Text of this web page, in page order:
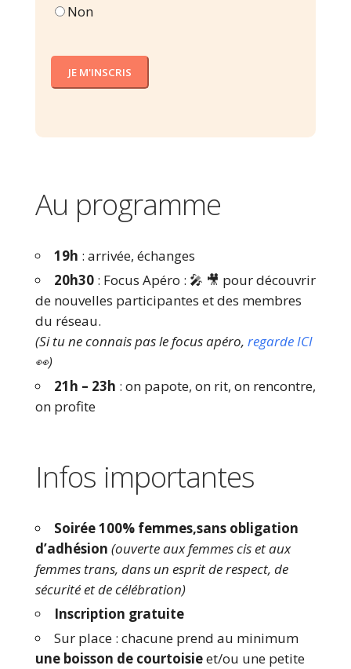
Non
Au programme
19h : arrivée, échanges
20h30: Focus Apéro : 🎤 🎥 pour découvrir
de nouvelles participantes et des membres
du réseau.
(Si tu ne connais pas le focus apéro, regarde ICI
👀)
21h – 23h : on papote, on rit, on rencontre,
on profite
Infos importantes
Soirée 100% femmes,sans obligation
d’adhésion (ouverte aux femmes cis et aux
femmes trans, dans un esprit de respect, de
sécurité et de célébration)
Inscription gratuite
Sur place : chacune prend au minimum
une boisson de courtoisieet/ou une petite